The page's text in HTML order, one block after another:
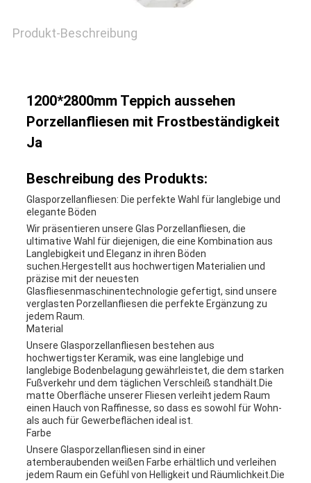
Produkt-Beschreibung
1200*2800mm Teppich aussehen
Porzellanfliesen mit Frostbeständigkeit
Ja
Beschreibung des Produkts:
Glasporzellanfliesen: Die perfekte Wahl für langlebige und
elegante Böden
Wir präsentieren unsere Glas Porzellanfliesen, die
ultimative Wahl für diejenigen, die eine Kombination aus
Langlebigkeit und Eleganz in ihren Böden
suchen.Hergestellt aus hochwertigen Materialien und
präzise mit der neuesten
Glasfliesenmaschinentechnologie gefertigt, sind unsere
verglasten Porzellanfliesen die perfekte Ergänzung zu
jedem Raum.
Material
Unsere Glasporzellanfliesen bestehen aus
hochwertigster Keramik, was eine langlebige und
langlebige Bodenbelagung gewährleistet, die dem starken
Fußverkehr und dem täglichen Verschleiß standhält.Die
matte Oberfläche unserer Fliesen verleiht jedem Raum
einen Hauch von Raffinesse, so dass es sowohl für Wohn-
als auch für Gewerbeflächen ideal ist.
Farbe
Unsere Glasporzellanfliesen sind in einer
atemberaubenden weißen Farbe erhältlich und verleihen
jedem Raum ein Gefühl von Helligkeit und Räumlichkeit.Die